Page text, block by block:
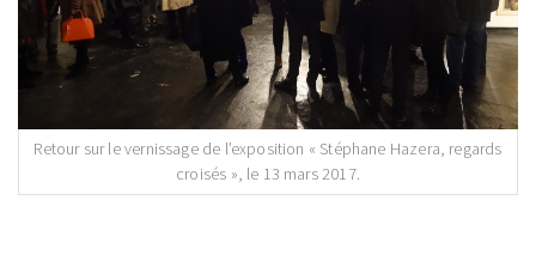
Retour sur le vernissage de l’exposition « Stéphane Hazera, regards
croisés », le 13 mars 2017.